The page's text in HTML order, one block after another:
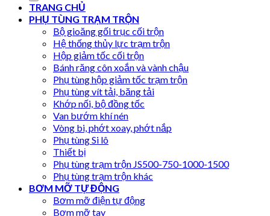
TRANG CHỦ
PHỤ TÙNG TRẠM TRỘN
Bộ gioăng gối trục cối trộn
Hệ thống thủy lực trạm trộn
Hộp giảm tốc cối trộn
Bánh răng côn xoắn và vành chậu
Phụ tùng hộp giảm tốc trạm trộn
Phụ tùng vít tải, băng tải
Khớp nối, bộ đồng tốc
Van bướm khí nén
Vòng bi, phớt xoay, phớt nắp
Phụ tùng Si lô
Thiết bị
Phụ tùng trạm trộn JS500-750-1000-1500
Phụ tùng trạm trộn khác
BƠM MỠ TỰ ĐỘNG
Bơm mỡ điện tự động
Bơm mỡ tay